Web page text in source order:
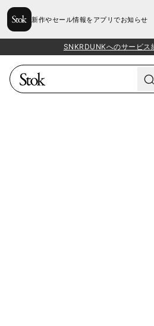
新作やセール情報をアプリでお知らせ
SNKRDUNKへのサービス